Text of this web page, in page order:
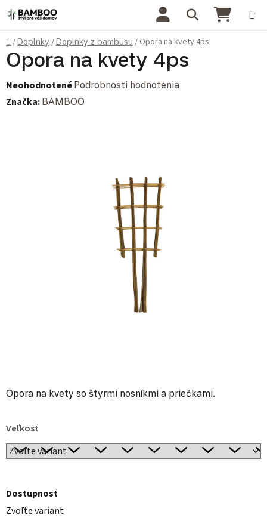
Prejsť na obsah Hľadať
Domov
/Doplnky /Doplnky z bambusu / Opora na kvety 4ps
Opora na kvety so štyrmi nosníkmi a priečkami.
Veľkosť
Dostupnosť
Zvoľte variant
Opora na kvety 4ps
Priemerné hodnotenie produktu je 0,0 z 5 hviezdičiek.
Neohodnotené Podrobnosti hodnotenia
Značka: BAMBOO